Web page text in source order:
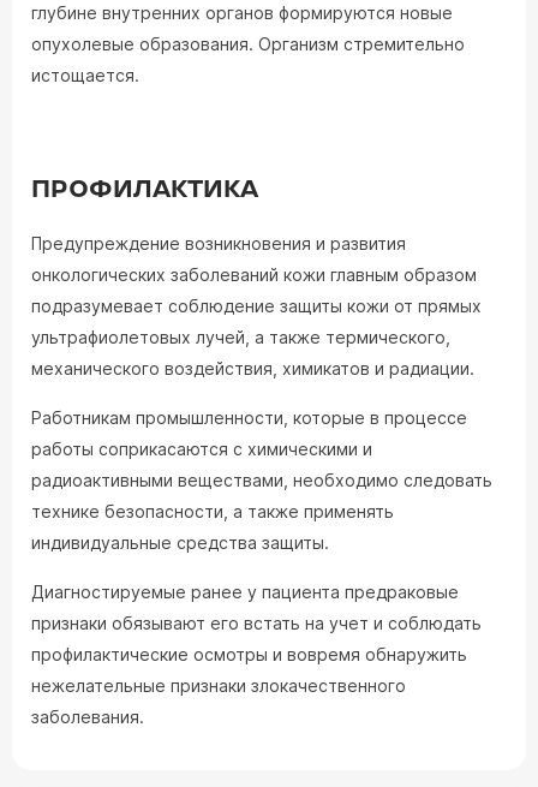
глубине внутренних органов формируются новые
опухолевые образования. Организм стремительно
истощается.
ПРОФИЛАКТИКА
Предупреждение возникновения и развития
онкологических заболеваний кожи главным образом
подразумевает соблюдение защиты кожи от прямых
ультрафиолетовых лучей, а также термического,
механического воздействия, химикатов и радиации.
Работникам промышленности, которые в процессе
работы соприкасаются с химическими и
радиоактивными веществами, необходимо следовать
технике безопасности, а также применять
индивидуальные средства защиты.
Диагностируемые ранее у пациента предраковые
признаки обязывают его встать на учет и соблюдать
профилактические осмотры и вовремя обнаружить
нежелательные признаки злокачественного
заболевания.